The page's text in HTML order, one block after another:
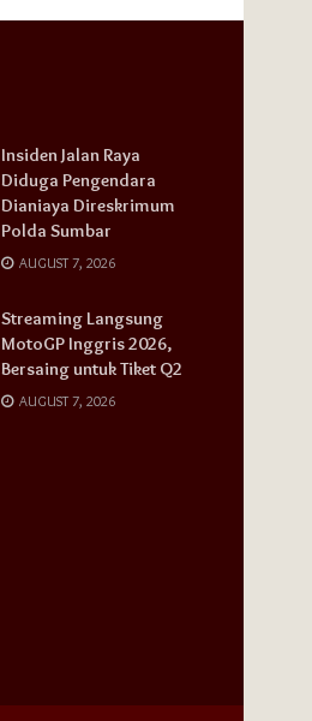
Insiden Jalan Raya
Diduga Pengendara
Dianiaya Direskrimum
Polda Sumbar
AUGUST 7, 2026
Streaming Langsung
MotoGP Inggris 2026,
Bersaing untuk Tiket Q2
AUGUST 7, 2026